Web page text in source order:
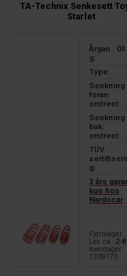
TA-Technix Senkesett
Starlet
Årgan
g:
Type:
Senkning
foran:
omtrent
Senkning
bak:
omtrent
TÜV
g:
3 års
kun hos
Nardocar
Fjernlager
Lev. ca.: 2-8
hverdager
1309773